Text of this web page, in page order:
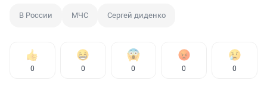
В России МЧС Сергей диденко
0 0 0 0 0